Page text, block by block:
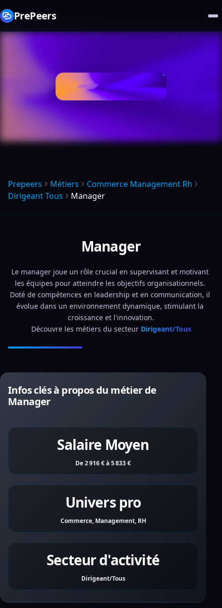
PrePeers
Prepeers Métiers
Commerce Management Rh
Dirigeant Tous
Manager
Manager
Le manager joue un rôle crucial en supervisant et motivant
les équipes pour atteindre les objectifs organisationnels.
Doté de compétences en leadership et en communication, il
évolue dans un environnement dynamique, stimulant la
croissance et l'innovation.
Découvre les métiers du secteur Dirigeant/Tous
Infos clés à propos du métier de
Manager
Salaire Moyen
De 2 916 € à 5 833 €
Univers pro
Commerce, Management, RH
Secteur d'activité
Dirigeant/Tous